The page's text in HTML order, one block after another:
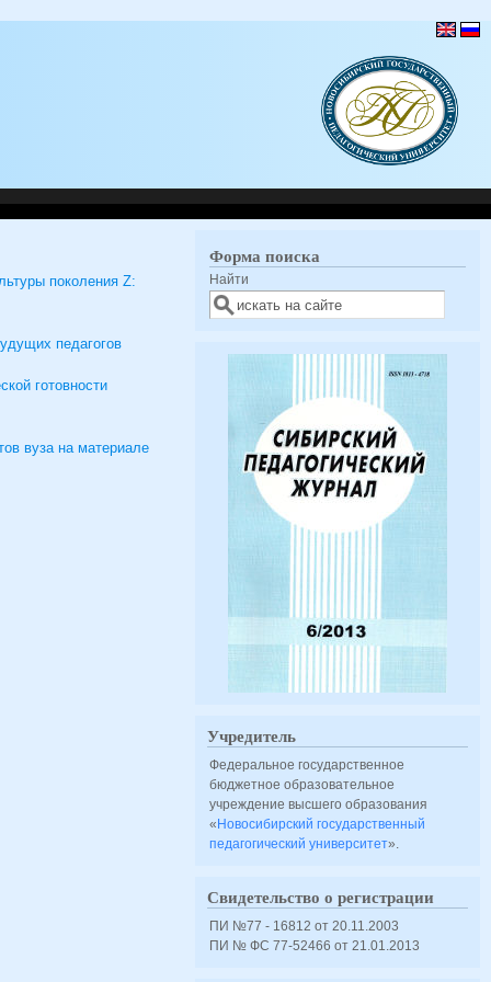
поколения Z:
педагогов
готовности
вуза на материале
Форма поиска
Найти
Учредитель
Федеральное государственное
бюджетное образовательное
учреждение высшего образования
«Новосибирский государственный
педагогический университет».
Свидетельство о регистрации
ПИ №77 - 16812 от 20.11.2003
ПИ № ФС 77-52466 от 21.01.2013